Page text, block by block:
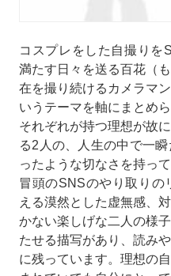
コスプレをした自撮りを
満たす日々を送る百花（
在を撮り続けるカメラマ
いうテーマを軸にまとめ
それぞれが持つ理想が故
る2人の、人生の中で一
ったような切なさを持って
冒頭のSNSのやり取りの
える漠然とした虚無感、
かない楽しげな二人の様
たせる描写があり、読み
に残っています。理想の